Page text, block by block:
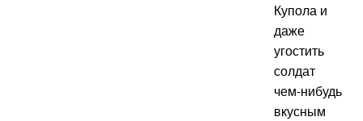
Купола и
даже
угостить
солдат
чем-нибудь
вкусным